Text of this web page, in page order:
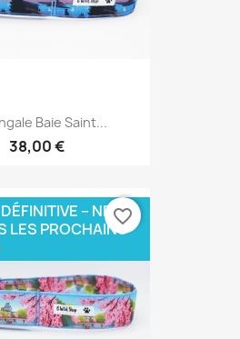
Baie Saint...
38,00 €
– NE
LES PROCHAINS
favorite_border